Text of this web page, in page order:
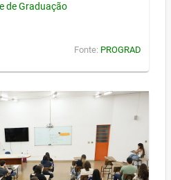
de Graduação
Fonte: PROGRAD